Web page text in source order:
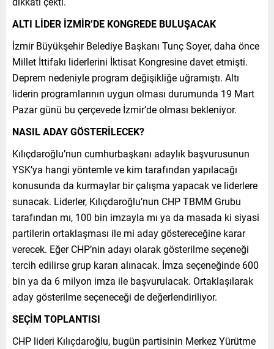
ALTI LİDER İZMİR’DE KONGREDE BULUŞACAK
İzmir Büyükşehir Belediye Başkanı Tunç Soyer, daha önce
Millet İttifakı liderlerini İktisat Kongresine davet etmişti.
Deprem nedeniyle program değişikliğe uğramıştı. Altı
liderin programlarının uygun olması durumunda 19 Mart
Pazar günü bu çerçevede İzmir’de olması bekleniyor.
NASIL ADAY GÖSTERİLECEK?
Kılıçdaroğlu’nun cumhurbaşkanı adaylık başvurusunun
YSK’ya hangi yöntemle ve kim tarafından yapılacağı
konusunda da kurmaylar bir çalışma yapacak ve liderlere
sunacak. Liderler, Kılıçdaroğlu’nun CHP TBMM Grubu
tarafından mı, 100 bin imzayla mı ya da masada ki siyasi
partilerin ortaklaşması ile mi aday göstereceğine karar
verecek. Eğer CHP’nin adayı olarak gösterilme seçeneği
tercih edilirse grup kararı alınacak. İmza seçeneğinde 600
bin ya da 6 milyon imza ile başvurulacak. Ortaklaşılarak
aday gösterilme seçeneceği de değerlendiriliyor.
SEÇİM TOPLANTISI
CHP lideri Kılıçdaroğlu, bugün partisinin Merkez Yürütme